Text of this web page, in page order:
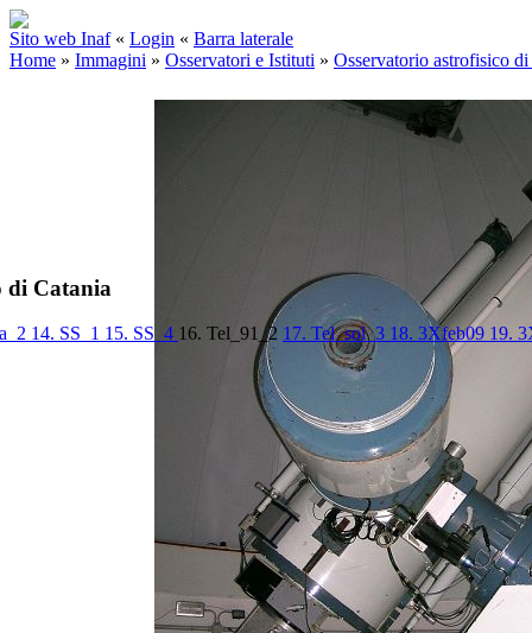
Sito web Inaf « Login « Barra laterale
Home » Immagini » Osservatori e Istituti » Osservatorio astrofisico di
di Catania
14. SS_1 15. SS_4 16. Tel_91_2 17. Tel_sol_3 18. 3Xfeb09 19.